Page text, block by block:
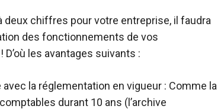
deux chiffres pour votre entreprise, il faudra
des fonctionnements de vos
les avantages suivants :
la réglementation en vigueur : Comme la
durant 10 ans (l’archive